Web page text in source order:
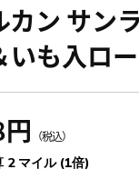
カン サン
いも入ロ
（税込）
2 マイル (1倍)